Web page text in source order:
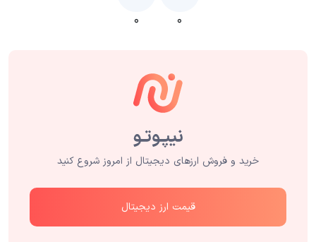
۰ ۰
خرید و فروش ارزهای دیجیتال از امروز شروع کنید
قیمت ارز دیجیتال